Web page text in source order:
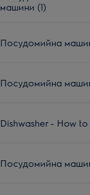
машини (1)
Посудомийна
Посудомийна
Dishwasher - How
Посудомийна